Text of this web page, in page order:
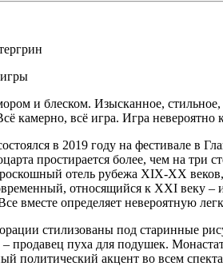
и блеском. Изысканное,
всё игра. Игра невероятно
в 2019 году на фестивале в
простирается более, чем на три
отель рубежа XIX-XX
относящийся к XXI веку
определяет невероятную
стилизованы под старинные
пуха для подушек.
политический акцент во всем